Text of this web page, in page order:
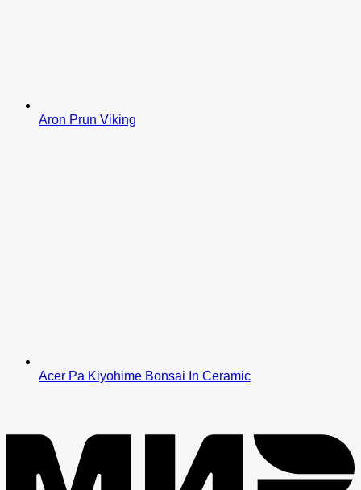
Aron Prun Viking
Acer Pa Kiyohime Bonsai In Ceramic